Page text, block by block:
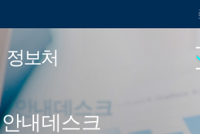
정보처
안내데스크